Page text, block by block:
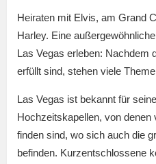
Heiraten mit Elvis, am Grand
Harley. Eine
Las Vegas erleben: Nachdem
erfüllt sind, stehen viele
Las Vegas ist bekannt für
Hochzeitskapellen, von denen
finden sind, wo sich auch die
befinden. Kurzentschlossene